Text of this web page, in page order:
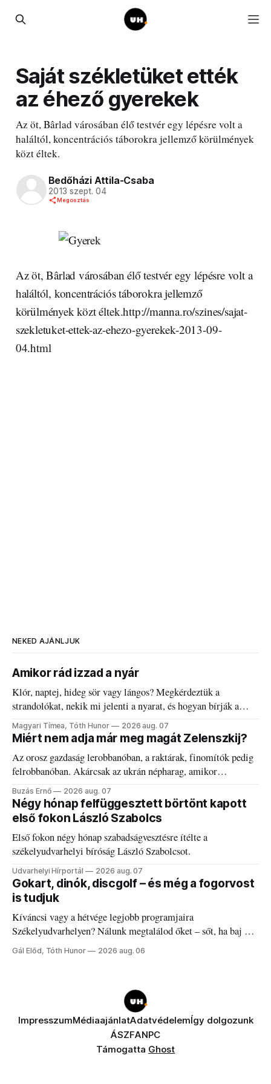
Saját székletüket ették
az éhező gyerekek
Az öt, Bârlad városában élő testvér egy lépésre volt a
haláltól, koncentrációs táborokra jellemző körülmények
közt éltek.
Bedőházi Attila-Csaba
2013 szept. 04
Megosztás
Az öt, Bârlad városában élő testvér egy lépésre volt a
haláltól, koncentrációs táborokra jellemző
körülmények közt éltek.http://manna.ro/szines/sajat-
szekletuket-ettek-az-ehezo-gyerekek-2013-09-
04.html
NEKED AJÁNLJUK
Amikor rád izzad a nyár
Klór, naptej, hideg sör vagy lángos? Megkérdeztük a
strandolókat, nekik mi jelenti a nyarat, és hogyan bírják a
kánikulát.
Magyari Tímea, Tóth Hunor 2026 aug. 07
Miért nem adja már meg magát Zelenszkij?
Az orosz gazdaság lerobbanóban, a raktárak, finomítók pedig
felrobbanóban. Akárcsak az ukrán népharag, amikor
elégedetlen vezetőivel.
Buzás Ernő 2026 aug. 07
Négy hónap felfüggesztett börtönt kapott
első fokon László Szabolcs
Első fokon négy hónap szabadságvesztésre ítélte a
székelyudvarhelyi bíróság László Szabolcsot.
Udvarhelyi Hírportál 2026 aug. 07
Gokart, dinók, discgolf – és még a fogorvost
is tudjuk
Kíváncsi vagy a hétvége legjobb programjaira
Székelyudvarhelyen? Nálunk megtalálod őket – sőt, ha baj van
a fogaddal, a fogorvosi ügyeletet is!
Gál Előd, Tóth Hunor 2026 aug. 06
ImpresszumMédiaajánlatAdatvédelemÍgy dolgozunk
ÁSZFANPC
Támogatta Ghost